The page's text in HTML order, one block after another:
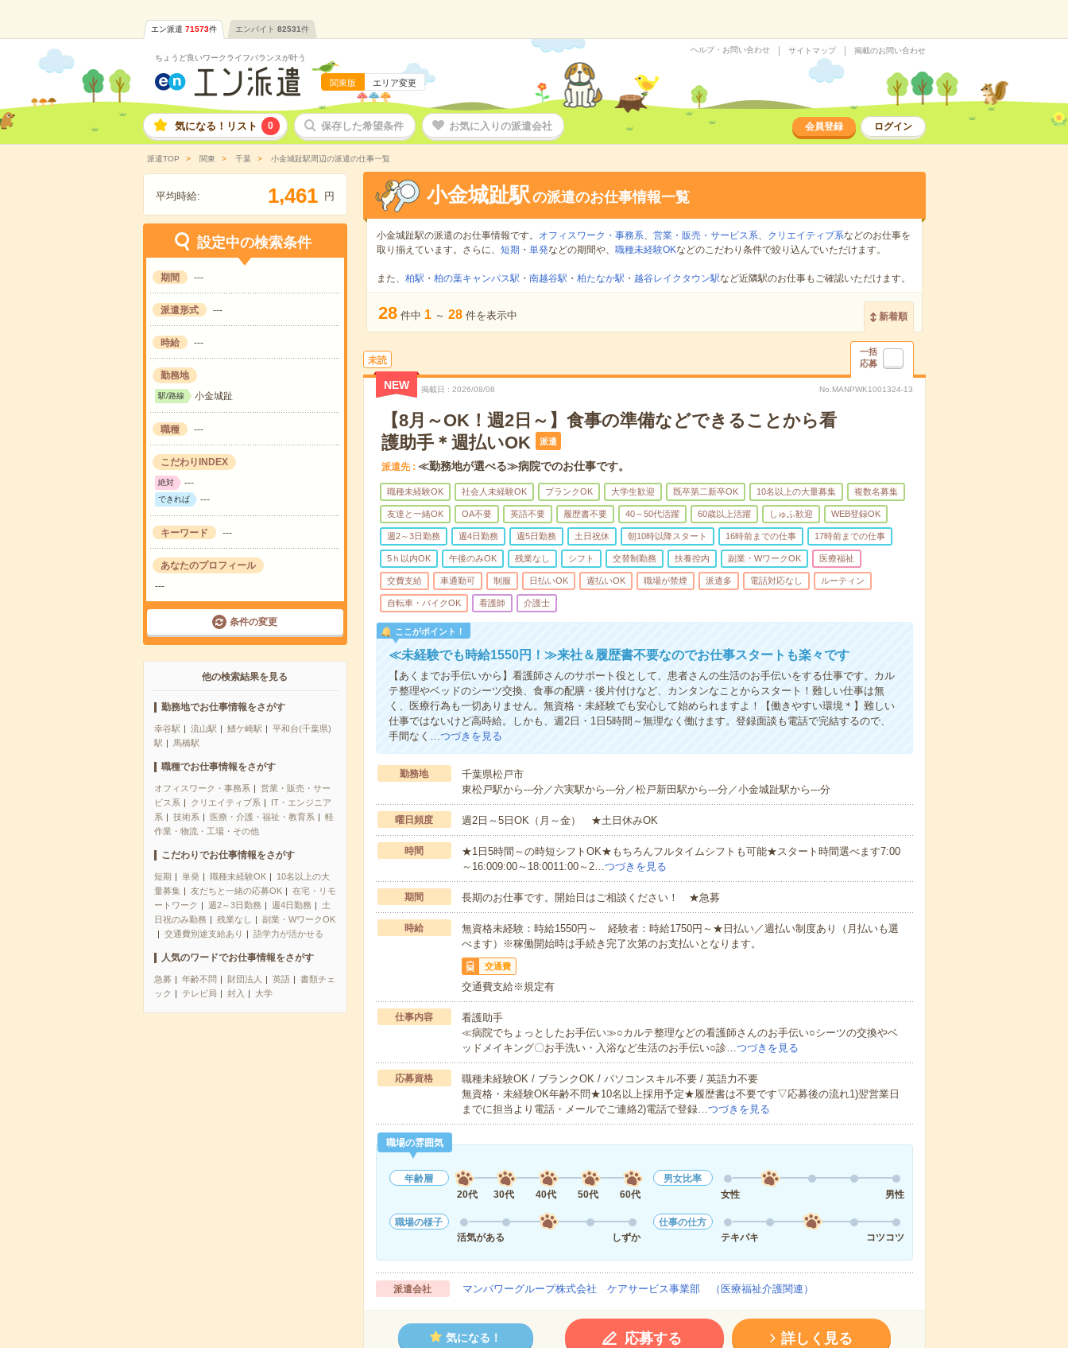
エン派遣 71573件 エンバイト 82531件
ちょうど良いワークライフバランスが叶う
関東版 エリア変更
ヘルプ・お問い合わせ サイトマップ 掲載のお問い合わせ
気になる！リスト 0 保存した希望条件 お気に入りの派遣会社 会員登録 ログイン
派遣TOP 関東 千葉 小金城趾駅周辺の派遣の仕事一覧
平均時給: 1,461 円
設定中の検索条件
期間 ---
派遣形式 ---
時給 ---
勤務地
駅/路線 小金城趾
職種 ---
こだわりINDEX
絶対 ---
できれば ---
キーワード ---
あなたのプロフィール
---
条件の変更
他の検索結果を見る
勤務地でお仕事情報をさがす
幸谷駅 流山駅 鰭ケ崎駅
平和台(千葉県)
駅
馬橋駅
職種でお仕事情報をさがす
オフィスワーク・事務系
営業・販売・サー
ビス系
クリエイティブ系
IT・エンジニア
系
技術系 医療・介護・福祉・教育系
軽
作業・物流・工場・その他
こだわりでお仕事情報をさがす
短期 単発 職種未経験OK
10名以上の大
量募集
友だちと一緒の応募OK
在宅・リモ
ートワーク
週2～3日勤務 週4日勤務
土
日祝のみ勤務
残業なし
副業・WワークOK
交通費別途支給あり
語学力が活かせる
人気のワードでお仕事情報をさがす
急募 年齢不問 財団法人 英語
書類チェ
ック
テレビ局 封入 大学
小金城趾駅の派遣のお仕事情報一覧
小金城趾駅の派遣のお仕事情報です。 オフィスワーク・事務系、 営業・販売・サービス系、 クリエイティブ系などのお仕事を
取り揃えています。さらに、 短期 ・ 単発などの期間や、 職種未経験OKなどのこだわり条件で絞り込んでいただけます。
また、 柏駅 ・ 柏の葉キャンパス駅 ・ 南越谷駅 ・ 柏たなか駅 ・ 越谷レイクタウン駅など近隣駅のお仕事もご確認いただけます。
28 件中 1 ～ 28 件を表示中 新着順
未読
一括
応募
NEW 掲載日 2026/08/08 No.MANPWK1001324-13
【8月～OK！週2日～】食事の準備などできることから看
護助手＊週払いOK
派遣
派遣先 ≪勤務地が選べる≫病院でのお仕事です。
職種未経験OK 社会人未経験OK ブランクOK 大学生歓迎 既卒第二新卒OK 10名以上の大量募集 複数名募集
友達と一緒OK OA不要 英語不要 履歴書不要 40～50代活躍 60歳以上活躍 しゅふ歓迎 WEB登録OK
週2～3日勤務 週4日勤務 週5日勤務 土日祝休 朝10時以降スタート 16時前までの仕事 17時前までの仕事
5ｈ以内OK 午後のみOK 残業なし シフト 交替制勤務 扶養控内 副業・WワークOK 医療福祉
交費支給 車通勤可 制服 日払いOK 週払いOK 職場が禁煙 派遣多 電話対応なし ルーティン
自転車・バイクOK 看護師 介護士
ここがポイント！
≪未経験でも時給1550円！≫来社＆履歴書不要なのでお仕事スタートも楽々です
【あくまでお手伝いから】看護師さんのサポート役として、患者さんの生活のお手伝いをする仕事です。カル
テ整理やベッドのシーツ交換、食事の配膳・後片付けなど、カンタンなことからスタート！難しい仕事は無
く、医療行為も一切ありません。無資格・未経験でも安心して始められますよ！【働きやすい環境＊】難しい
仕事ではないけど高時給。しかも、週2日・1日5時間～無理なく働けます。登録面談も電話で完結するので、
手間なく…つづきを見る
勤務地
千葉県松戸市
東松戸駅から---分／六実駅から---分／松戸新田駅から---分／小金城趾駅から---分
曜日頻度 週2日～5日OK（月～金） ★土日休みOK
時間
★1日5時間～の時短シフトOK★もちろんフルタイムシフトも可能★スタート時間選べます7:00
～16:009:00～18:0011:00～2…つづきを見る
期間 長期のお仕事です。開始日はご相談ください！ ★急募
時給
無資格未経験：時給1550円～ 経験者：時給1750円～★日払い／週払い制度あり（月払いも選
べます）※稼働開始時は手続き完了次第のお支払いとなります。
交通費
交通費支給※規定有
仕事内容
看護助手
≪病院でちょっとしたお手伝い≫○カルテ整理などの看護師さんのお手伝い○シーツの交換やベ
ッドメイキング〇お手洗い・入浴など生活のお手伝い○診…つづきを見る
応募資格
職種未経験OK / ブランクOK / パソコンスキル不要 / 英語力不要
無資格・未経験OK年齢不問★10名以上採用予定★履歴書は不要です▽応募後の流れ1)翌営業日
までに担当より電話・メールでご連絡2)電話で登録…つづきを見る
職場の雰囲気
年齢層
20代
30代 40代 50代 60代
男女比率
女性
男性
職場の様子
活気がある
しずか
仕事の仕方
テキパキ
コツコツ
派遣会社 マンパワーグループ株式会社 ケアサービス事業部 （医療福祉介護関連）
気になる！ 応募する 詳しく見る